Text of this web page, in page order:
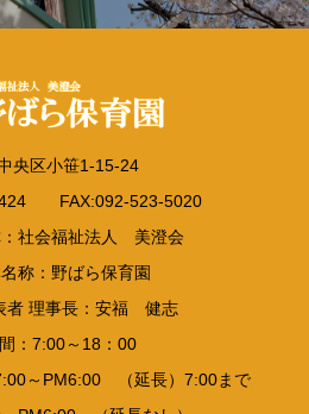
央区小笹1-15-24
FAX:092-523-5020
：社会福祉法人 美澄会
称：野ばら保育園
者 理事長：安福 健志
：7:00～18：00
～PM6:00 （延長）7:00まで